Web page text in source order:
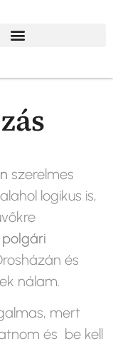
szerelmes
logikus is,
polgári
és
nálam.
mert
és be kell